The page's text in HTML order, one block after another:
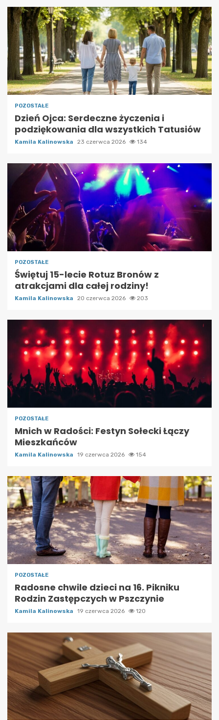
POZOSTAŁE
Dzień Ojca: Serdeczne życzenia i
podziękowania dla wszystkich Tatusiów
Kamila Kalinowska 23 czerwca 2026 134
POZOSTAŁE
Świętuj 15-lecie Rotuz Bronów z
atrakcjami dla całej rodziny!
Kamila Kalinowska 20 czerwca 2026 203
POZOSTAŁE
Mnich w Radości: Festyn Sołecki Łączy
Mieszkańców
Kamila Kalinowska 19 czerwca 2026 154
POZOSTAŁE
Radosne chwile dzieci na 16. Pikniku
Rodzin Zastępczych w Pszczynie
Kamila Kalinowska 19 czerwca 2026 120